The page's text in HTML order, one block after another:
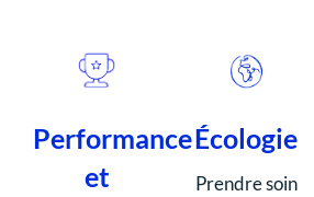
Performance
et
Écologie
Prendre soin